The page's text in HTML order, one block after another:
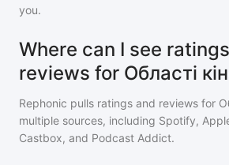
you.
Where can I see
reviews for Області
Rephonic pulls ratings and reviews for
multiple sources, including Spotify,
Castbox, and Podcast Addict.